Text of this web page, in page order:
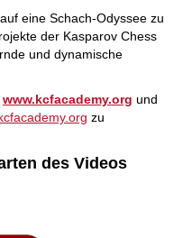
eine Schach-Odyssee zu
der Kasparov Chess
und dynamische
www.kcfacademy.org und
zu
des Videos